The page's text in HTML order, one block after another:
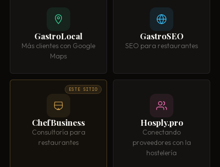
GastroLocal
Más clientes con Google
Maps
GastroSEO
SEO para restaurantes
ChefBusiness
Consultoría para
restaurantes
ESTE SITIO
Hosply.pro
Conectando
proveedores con la
hostelería